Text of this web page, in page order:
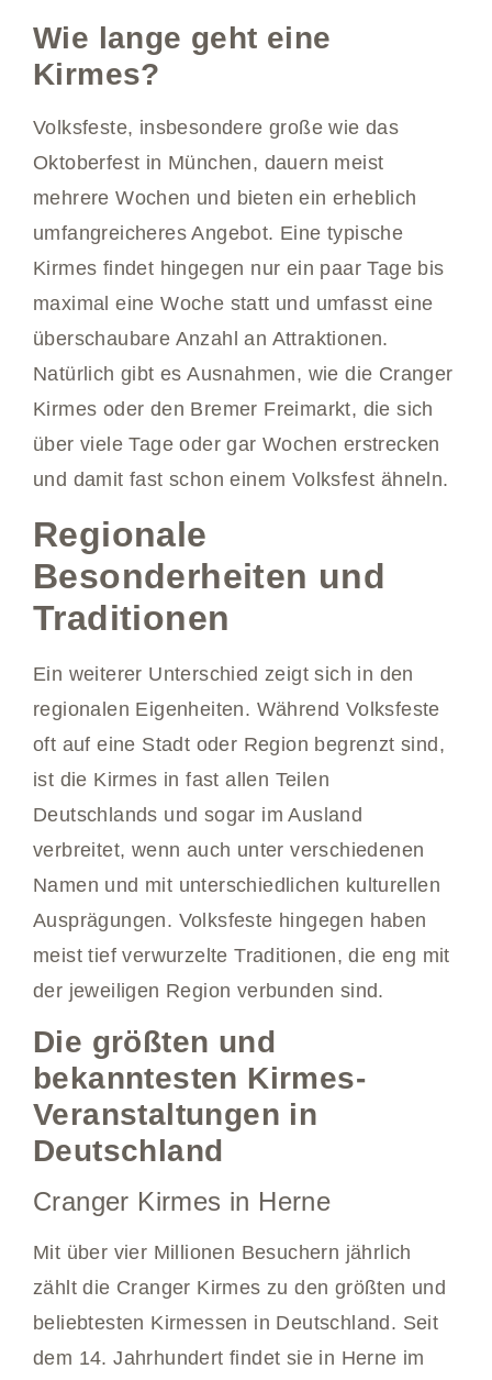
Wie lange geht eine
Kirmes?
Volksfeste, insbesondere große wie das
Oktoberfest in München, dauern meist
mehrere Wochen und bieten ein erheblich
umfangreicheres Angebot. Eine typische
Kirmes findet hingegen nur ein paar Tage bis
maximal eine Woche statt und umfasst eine
überschaubare Anzahl an Attraktionen.
Natürlich gibt es Ausnahmen, wie die Cranger
Kirmes oder den Bremer Freimarkt, die sich
über viele Tage oder gar Wochen erstrecken
und damit fast schon einem Volksfest ähneln.
Regionale
Besonderheiten und
Traditionen
Ein weiterer Unterschied zeigt sich in den
regionalen Eigenheiten. Während Volksfeste
oft auf eine Stadt oder Region begrenzt sind,
ist die Kirmes in fast allen Teilen
Deutschlands und sogar im Ausland
verbreitet, wenn auch unter verschiedenen
Namen und mit unterschiedlichen kulturellen
Ausprägungen. Volksfeste hingegen haben
meist tief verwurzelte Traditionen, die eng mit
der jeweiligen Region verbunden sind.
Die größten und
bekanntesten Kirmes-
Veranstaltungen in
Deutschland
Cranger Kirmes in Herne
Mit über vier Millionen Besuchern jährlich
zählt die Cranger Kirmes zu den größten und
beliebtesten Kirmessen in Deutschland. Seit
dem 14. Jahrhundert findet sie in Herne im